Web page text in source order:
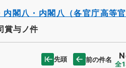
閣八・内閣八（各官庁高等官
賞与ノ件
先頭 前の件名
全